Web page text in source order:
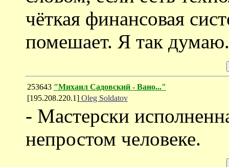
чёткая финансовая
помешает. Я так думаю.
253643 "Михаил Садовский - Вано..."
[195.208.220.1] Oleg Soldatov
- Мастерски
непростом человеке.